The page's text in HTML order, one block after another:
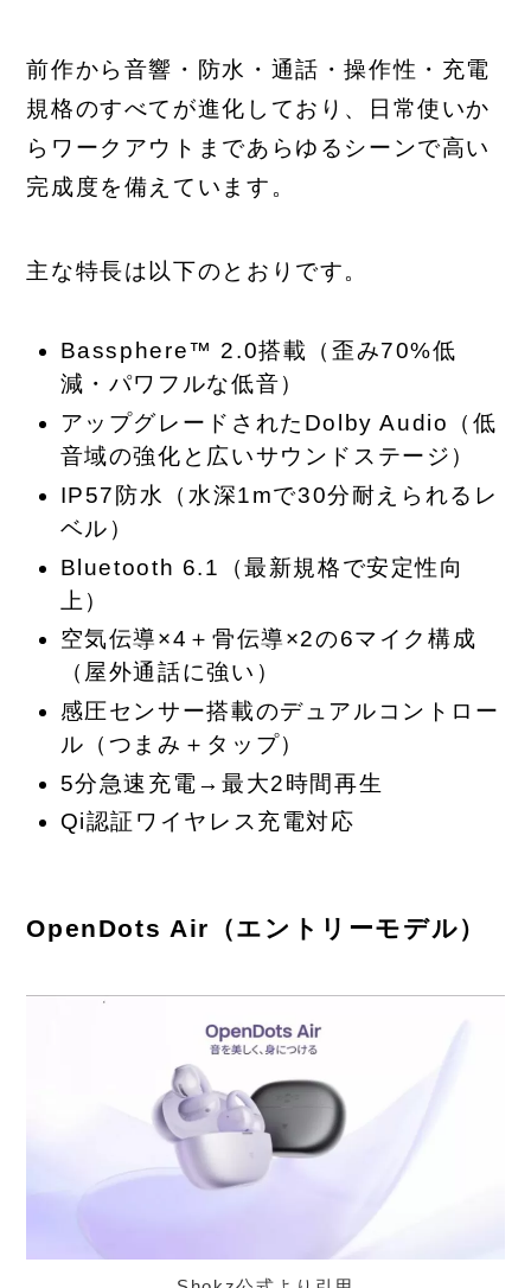
前作から音響・防水・通話・操作性・充電
規格のすべてが進化しており、日常使いか
らワークアウトまであらゆるシーンで高い
完成度を備えています。
主な特長は以下のとおりです。
Bassphere™ 2.0搭載（歪み70%低
減・パワフルな低音）
アップグレードされたDolby Audio（低
音域の強化と広いサウンドステージ）
IP57防水（水深1mで30分耐えられるレ
ベル）
Bluetooth 6.1（最新規格で安定性向
上）
空気伝導×4＋骨伝導×2の6マイク構成
（屋外通話に強い）
感圧センサー搭載のデュアルコントロー
ル（つまみ＋タップ）
5分急速充電→最大2時間再生
Qi認証ワイヤレス充電対応
OpenDots Air（エントリーモデル）